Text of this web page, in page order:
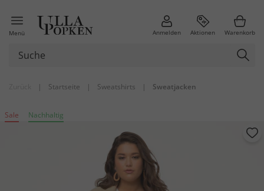
Menü Anmelden Aktionen Warenkorb
| Startseite | Sweatshirts | Sweatjacken
Sale Nachhaltig